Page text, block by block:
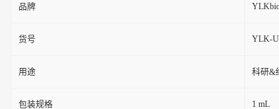
品牌
货号 YLK-
用途 科研&
包装规格 1 mL